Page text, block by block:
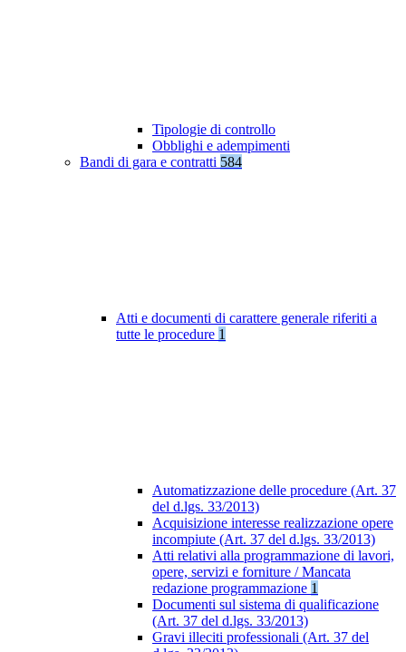
Tipologie di controllo
Obblighi e adempimenti
Bandi di gara e contratti 584
Atti e documenti di carattere generale riferiti a
tutte le procedure 1
Automatizzazione delle procedure (Art. 37
del d.lgs. 33/2013)
Acquisizione interesse realizzazione opere
incompiute (Art. 37 del d.lgs. 33/2013)
Atti relativi alla programmazione di lavori,
opere, servizi e forniture / Mancata
redazione programmazione 1
Documenti sul sistema di qualificazione
(Art. 37 del d.lgs. 33/2013)
Gravi illeciti professionali (Art. 37 del